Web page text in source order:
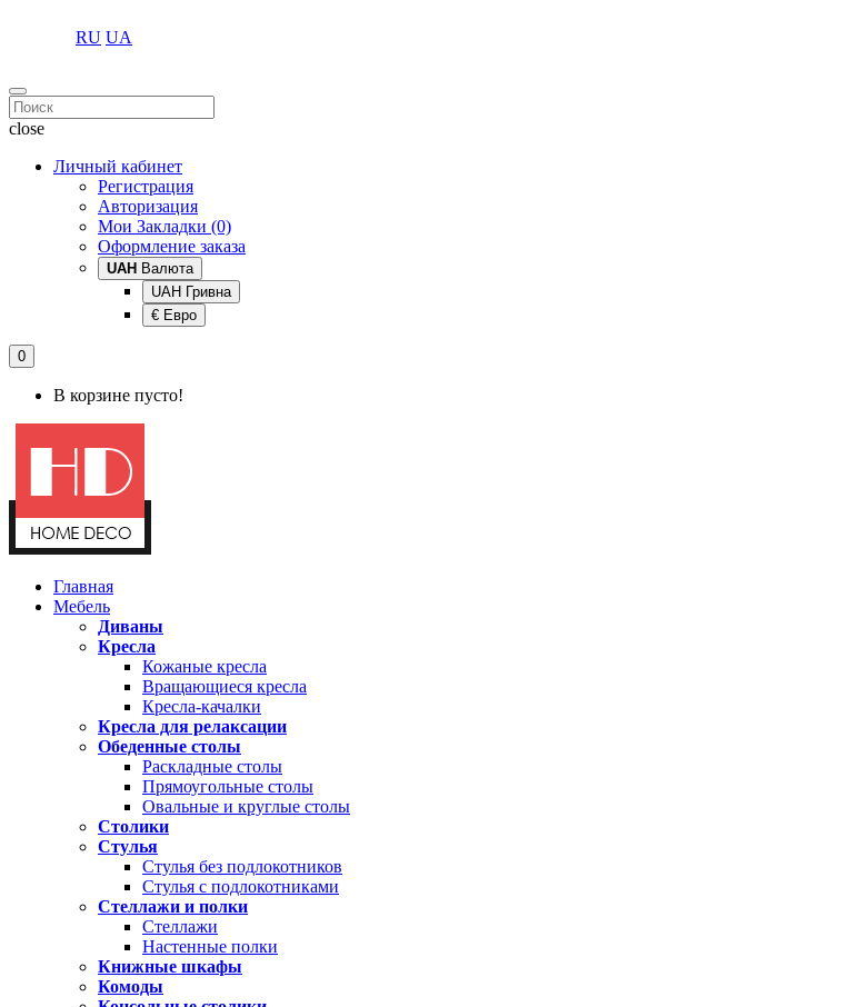
RU UA
close
Личный кабинет
Регистрация
Авторизация
Мои Закладки (0)
Оформление заказа
UAH Валюта
UAH Гривна
€ Евро
0
В корзине пусто!
Главная
Мебель
Диваны
Кресла
Кожаные кресла
Вращающиеся кресла
Кресла-качалки
Кресла для релаксации
Обеденные столы
Раскладные столы
Прямоугольные столы
Овальные и круглые столы
Столики
Стулья
Стулья без подлокотников
Стулья с подлокотниками
Стеллажи и полки
Стеллажи
Настенные полки
Книжные шкафы
Комоды